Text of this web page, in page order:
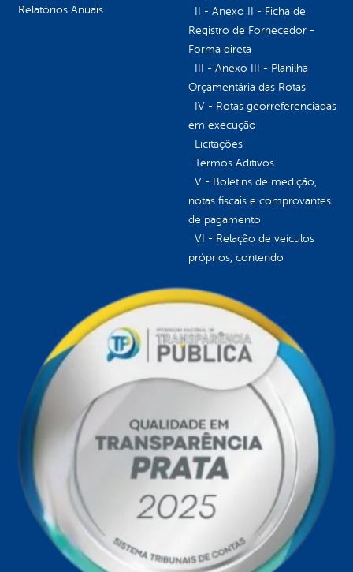
Relatórios Anuais
II - Anexo II - Ficha de
Registro de Fornecedor -
Forma direta
III - Anexo III - Planilha
Orçamentária das Rotas
IV - Rotas georreferenciadas
em execução
Licitações
Termos Aditivos
V - Boletins de medição,
notas fiscais e comprovantes
de pagamento
VI - Relação de veículos
próprios, contendo